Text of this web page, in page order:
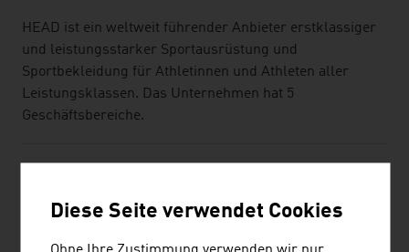
HEAD ist ein weltweit führender Anbieter erstklassiger
und leistungsstarker Sportausrüstung und
Sportbekleidung für Athletinnen und Athleten aller
Leistungsklassen. Das Unternehmen hat 5
Geschäftsbereiche.
Diese Seite verwendet Cookies